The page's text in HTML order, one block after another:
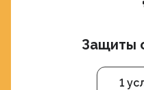
Защиты
1